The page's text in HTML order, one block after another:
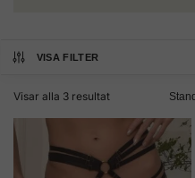
VISA FILTER
Visar alla 3 resultat